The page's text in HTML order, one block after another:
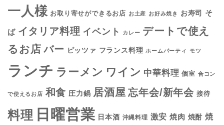
一人様 お取り寄せができるお店 お土産 お好み焼き お寿司 そ
ば イタリア料理 イベント カレー デートで使え
るお店 バー ピッツァ フランス料理 ホームパーティ モツ
ランチ ラーメン ワイン 中華料理 個室 合コン
で使えるお店 和食 圧力鍋 居酒屋 忘年会/新年会 接待
料理 日曜営業 日本酒 沖縄料理 激安 焼肉 焼酎 焼